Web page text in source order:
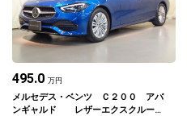
495.0 万円
メルセデス・ベンツ Ｃ２００ アバ
ンギャルド レザーエクスクルーシ